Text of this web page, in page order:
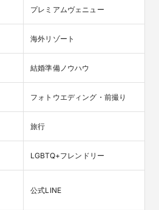
プレミアムヴェニュー
海外リゾート
結婚準備ノウハウ
フォトウエディング・前撮り
旅行
LGBTQ+フレンドリー
公式LINE